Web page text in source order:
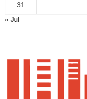
31
« Jul